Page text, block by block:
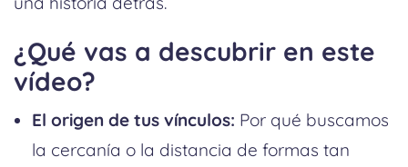
¿Qué vas a descubrir en este
vídeo?
El origen de tus vínculos: Por qué buscamos
la cercanía o la distancia de formas tan